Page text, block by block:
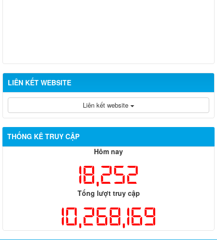
LIÊN KẾT WEBSITE
Liên kết website
THỐNG KÊ TRUY CẬP
Hôm nay
18,252
Tổng lượt truy cập
10,268,169